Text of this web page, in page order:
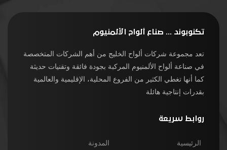
تكنوبوند ... صناع ألواح الألمنيوم
تعد مجموعة شركات ألواح الخليج من أهم الشركات المتخصصة
في صناعة ألواح الألمنيوم المركبة بجودة فائقة وتقنيات حديثة
كما أنها تغطي الكثير من الفروع المحلية، الإقليمية والعالمية
بقدرات إنتاجية هائلة
روابط سريعة
الرئيسية المدونة